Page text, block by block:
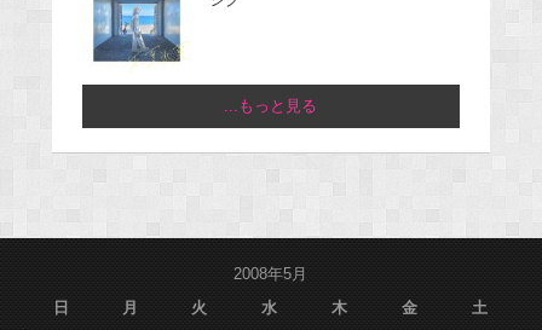
...もっと見る
2008年5月
日
月 火 水 木 金 土